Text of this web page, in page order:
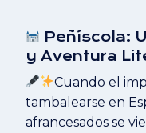
Peñíscola:
y Aventura
Cuando el
tambalearse en
afrancesados se